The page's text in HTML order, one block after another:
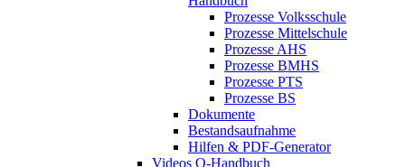
Prozesse Volksschule
Prozesse Mittelschule
Prozesse AHS
Prozesse BMHS
Prozesse PTS
Prozesse BS
Dokumente
Bestandsaufnahme
Hilfen & PDF-Generator
Videos Q-Handbuch